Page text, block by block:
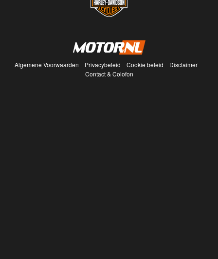
Algemene Voorwaarden Privacybeleid Cookie beleid
Disclaimer
Contact & Colofon